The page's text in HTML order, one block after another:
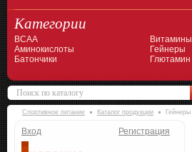
Категории
BCAA
Аминокислоты
Батончики
Витамины
Гейнеры
Глютамин
Спортивное питание Каталог продукции Гейнеры
Вход Регистрация